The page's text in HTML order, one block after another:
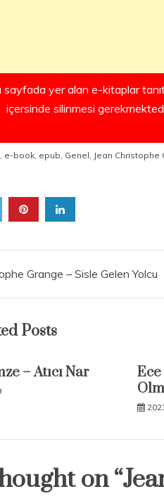
sayfada yer alan e-kitaplar
içersinde silinmesi
e-book epub Genel Jean Christophe
Grange – Sisle Gelen Yolcu
Posts
– Atıcı Nar
Ece
on “